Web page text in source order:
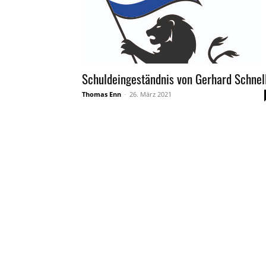
Schuldeingeständnis von Gerhard
Thomas Enn - 26. März 2021